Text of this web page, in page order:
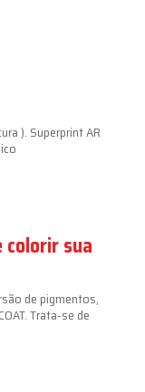
). Superprint AR
colorir sua
de pigmentos,
Trata-se de